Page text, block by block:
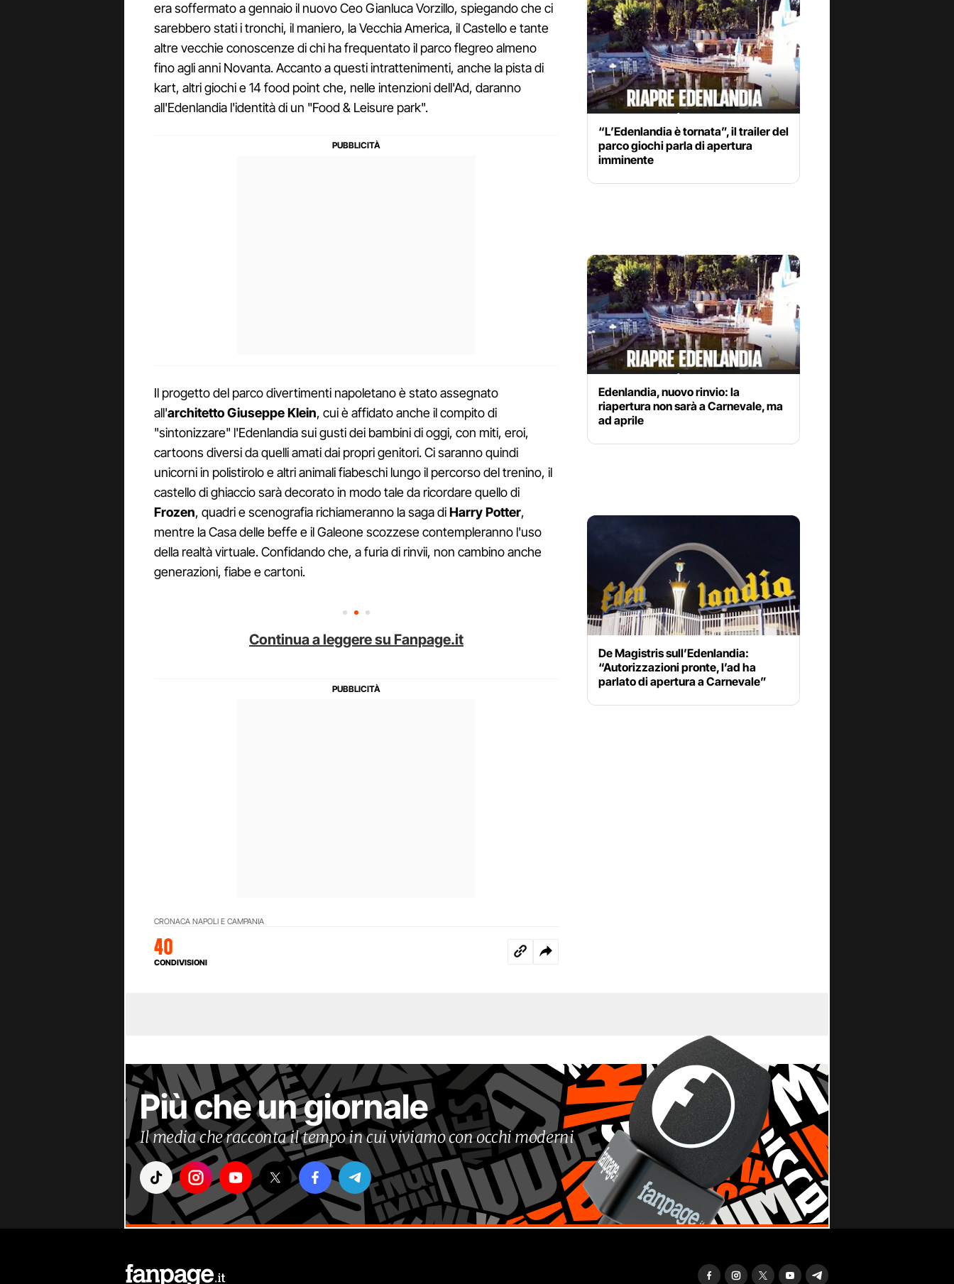
era soffermato a gennaio il nuovo Ceo Gianluca Vorzillo, spiegando che ci
sarebbero stati i tronchi, il maniero, la Vecchia America, il Castello e tante
altre vecchie conoscenze di chi ha frequentato il parco flegreo almeno
fino agli anni Novanta. Accanto a questi intrattenimenti, anche la pista di
kart, altri giochi e 14 food point che, nelle intenzioni dell'Ad, daranno
all'Edenlandia l'identità di un "Food & Leisure park".
Il progetto del parco divertimenti napoletano è stato assegnato
all'architetto Giuseppe Klein, cui è affidato anche il compito di
"sintonizzare" l'Edenlandia sui gusti dei bambini di oggi, con miti, eroi,
cartoons diversi da quelli amati dai propri genitori. Ci saranno quindi
unicorni in polistirolo e altri animali fiabeschi lungo il percorso del trenino, il
castello di ghiaccio sarà decorato in modo tale da ricordare quello di
Frozen, quadri e scenografia richiameranno la saga diHarry Potter,
mentre la Casa delle beffe e il Galeone scozzese contempleranno l'uso
della realtà virtuale. Confidando che, a furia di rinvii, non cambino anche
generazioni, fiabe e cartoni.
Continua a leggere su Fanpage.it
CRONACA NAPOLI E CAMPANIA
40
CONDIVISIONI
“L’Edenlandia è tornata”, il trailer del
parco giochi parla di apertura
imminente
Edenlandia, nuovo rinvio: la
riapertura non sarà a Carnevale, ma
ad aprile
De Magistris sull’Edenlandia:
“Autorizzazioni pronte, l’ad ha
parlato di apertura a Carnevale”
Più che un giornale
Il media che racconta il tempo in cui viviamo con occhi moderni